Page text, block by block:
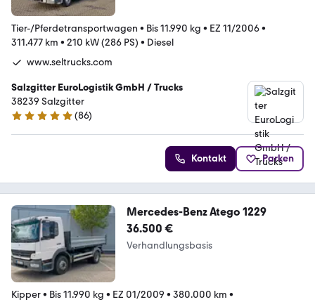
Tier-/Pferdetransportwagen • Bis 11.990 kg • EZ 11/2006•
311.477 km • 210 kW (286 PS) • Diesel
www.seltrucks.com
Salzgitter EuroLogistik GmbH / Trucks
38239 Salzgitter
4.8 Sterne
(86)
Kontakt Parken
Mercedes-Benz Atego 1229
36.500 €
Verhandlungsbasis
Kipper• Bis 11.990 kg • EZ 01/2009 • 380.000 km •